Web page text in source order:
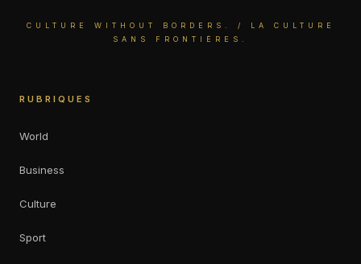
CULTURE WITHOUT BORDERS. / LA CULTURE
SANS FRONTIÈRES.
RUBRIQUES
World
Business
Culture
Sport